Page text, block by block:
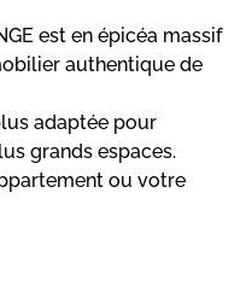
est en épicéa massif
authentique de
adaptée pour
grands espaces.
ou votre